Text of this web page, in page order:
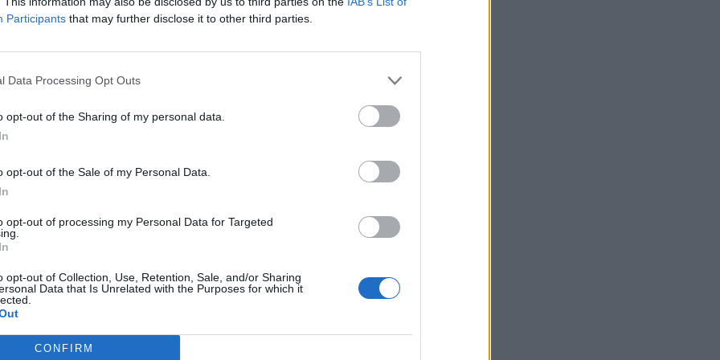
Participants that may further disclose it to other third parties.
Data Processing Opt Outs
opt-out of the Sharing of my personal data.
opt-out of the Sale of my Personal Data.
opt-out of processing my Personal Data for Targeted
opt-out of Collection, Use, Retention, Sale, and/or Sharing
Data that Is Unrelated with the Purposes for which it
CONFIRM
Pellegrini és Merkel tárgyalásán országaik kétoldalú kapcsolatai, valamint az
portfolio.hu hírarchívumához tartozik, melynek olvasása előfizetéses
tartalmazza:
elmúlt 2 év napon belüli
Előfizetés
VAGY? BEJELENTKEZÉS